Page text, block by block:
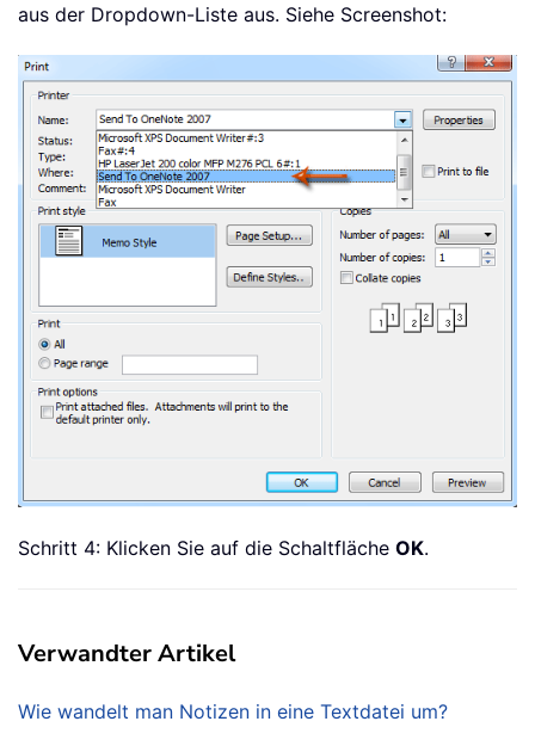
aus der Dropdown-Liste aus. Siehe Screenshot:
Schritt 4: Klicken Sie auf die Schaltfläche OK.
Verwandter Artikel
Wie wandelt man Notizen in eine Textdatei um?